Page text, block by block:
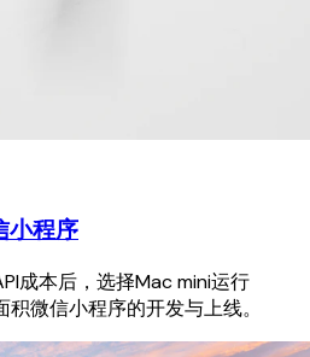
小程序
成本后，选择Mac mini运行
微信小程序的开发与上线。